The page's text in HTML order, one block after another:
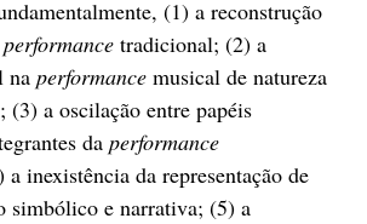
(1) a reconstrução
performance tradicional; (2) a
na performance musical de natureza
(3) a oscilação entre papéis
da performance
inexistência da representação de
simbólico e narrativa; (5) a